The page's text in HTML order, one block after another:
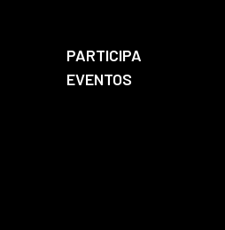
PARTICIPA
EVENTOS